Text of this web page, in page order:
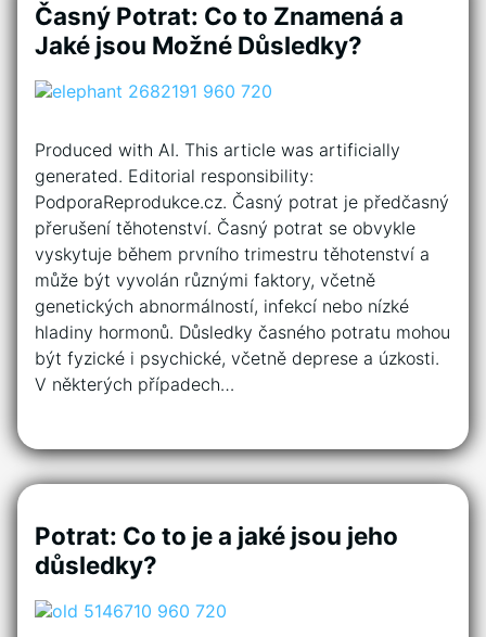
Časný Potrat: Co to Znamená a
Jaké jsou Možné Důsledky?
Produced with AI. This article was artificially
generated. Editorial responsibility:
PodporaReprodukce.cz. Časný potrat je předčasný
přerušení těhotenství. Časný potrat se obvykle
vyskytuje během prvního trimestru těhotenství a
může být vyvolán různými faktory, včetně
genetických abnormálností, infekcí nebo nízké
hladiny hormonů. Důsledky časného potratu mohou
být fyzické i psychické, včetně deprese a úzkosti.
V některých případech…
Potrat: Co to je a jaké jsou jeho
důsledky?